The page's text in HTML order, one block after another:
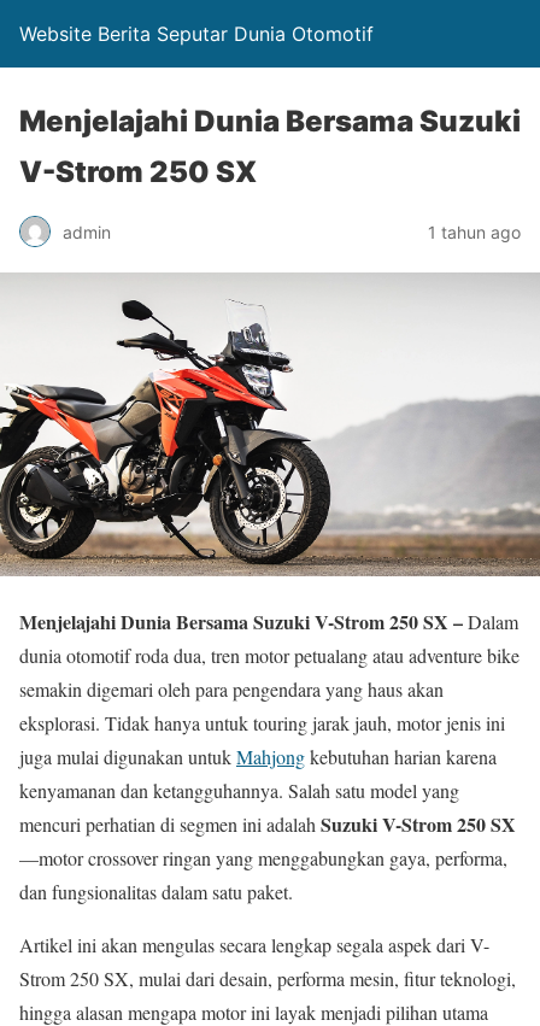
Website Berita Seputar Dunia Otomotif
Menjelajahi Dunia Bersama Suzuki
V-Strom 250 SX
admin 1 tahun ago
Menjelajahi Dunia Bersama Suzuki V-Strom 250 SX –Dalam
dunia otomotif roda dua, tren motor petualang atau adventure bike
semakin digemari oleh para pengendara yang haus akan
eksplorasi. Tidak hanya untuk touring jarak jauh, motor jenis ini
juga mulai digunakan untukMahjongkebutuhan harian karena
kenyamanan dan ketangguhannya. Salah satu model yang
mencuri perhatian di segmen ini adalah Suzuki V-Strom 250 SX
—motor crossover ringan yang menggabungkan gaya, performa,
dan fungsionalitas dalam satu paket.
Artikel ini akan mengulas secara lengkap segala aspek dari V-
Strom 250 SX, mulai dari desain, performa mesin, fitur teknologi,
hingga alasan mengapa motor ini layak menjadi pilihan utama